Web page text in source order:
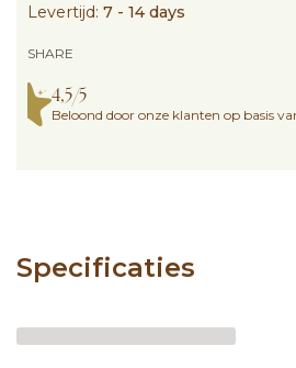
Levertijd: 7 - 14 days
SHARE
4,5/5
Beloond door onze klanten op basis
Specificaties